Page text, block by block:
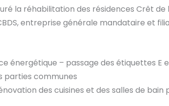
la réhabilitation des résidences Crêt
entreprise générale mandataire et
énergétique – passage des étiquettes E
parties communes
des cuisines et des salles de bain